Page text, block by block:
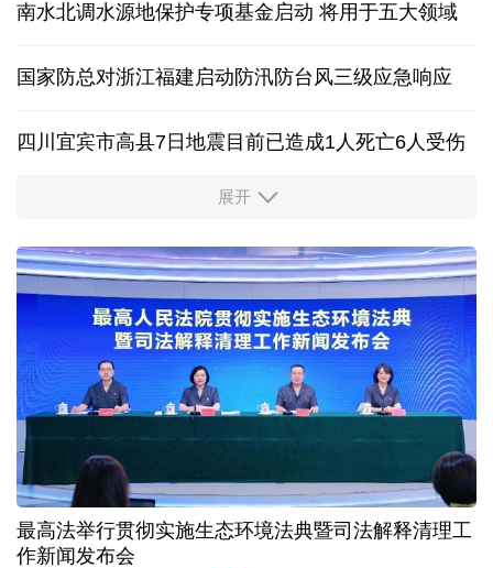
南水北调水源地保护专项基金启动 将用于五大领域
国家防总对浙江福建启动防汛防台风三级应急响应
四川宜宾市高县7日地震目前已造成1人死亡6人受伤
四个关键词解读中国经济韧性
球票撬动全城消费 赛事经济如何将"流量"变"增量"
第五届数贸会将首设Token专区 探索算力贸易新路径
北京：非京籍家庭购房社保个税缴纳年限下调为一年
近346亿元 广东电网交出上半年投资建设亮眼答卷
31省份上半年外贸成绩单出炉 见证产业提质跃迁
展开
最高法举行贯彻实施生态环境法典暨司法解释清理工
作新闻发布会